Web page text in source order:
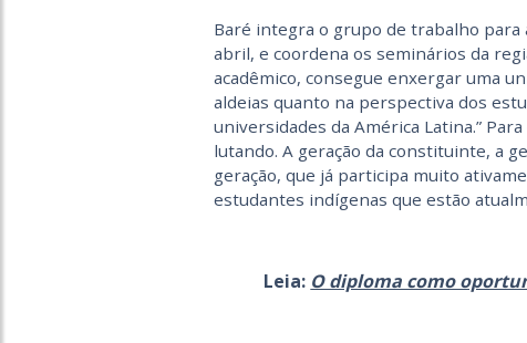
Baré integra o grupo de trabalho
abril, e coordena os seminários da
acadêmico, consegue enxergar uma
aldeias quanto na perspectiva dos
universidades da América Latina.”
lutando. A geração da constituinte, a
geração, que já participa muito
estudantes indígenas que estão
Leia: O diploma como